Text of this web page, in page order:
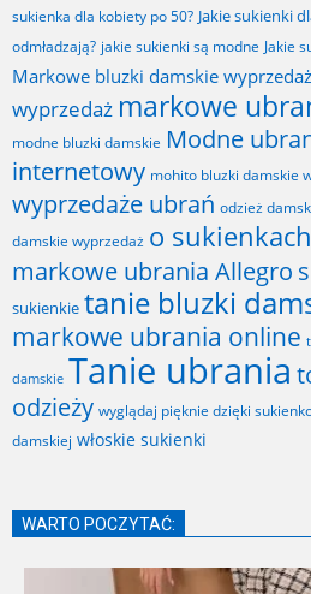
sukienka dla kobiety po 50? Jakie sukienki
odmładzają? jakie sukienki są modne Jakie
Markowe bluzki damskie wyprzedaż
wyprzedaż markowe
modne bluzki damskie Modne
internetowy mohito bluzki damskie
wyprzedaże ubrań odzież
damskie wyprzedaż o
markowe ubrania Allegro
sukienkie tanie bluzki
markowe ubrania online
damskie Tanie ubrania
odzieży wyglądaj pięknie dzięki
damskiej włoskie sukienki
WARTO POCZYTAĆ: